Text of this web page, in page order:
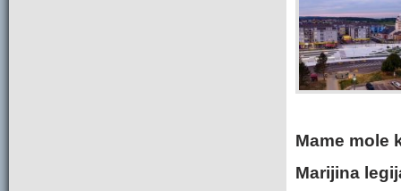
Mame mole
Marijina